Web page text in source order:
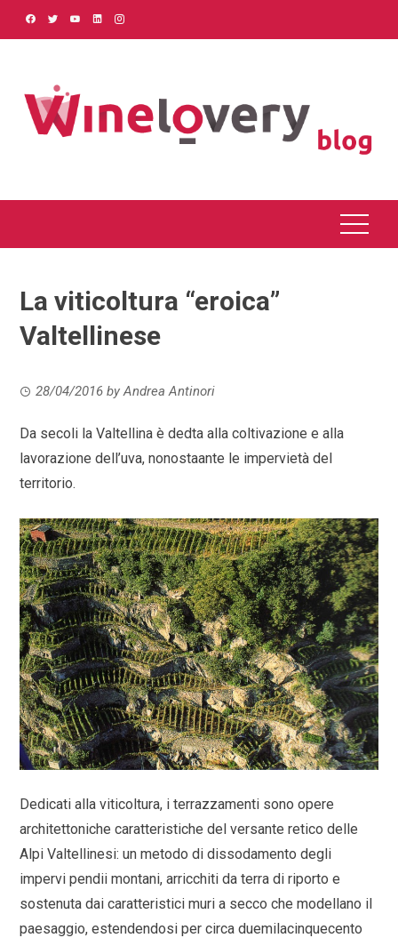
La viticoltura “eroica”
Valtellinese
28/04/2016 byAndrea Antinori
Da secoli la Valtellina è dedta alla coltivazione e alla
lavorazione dell’uva, nonostaante le impervietà del
territorio.
Dedicati alla viticoltura, i terrazzamenti sono opere
architettoniche caratteristiche del versante retico delle
Alpi Valtellinesi: un metodo di dissodamento degli
impervi pendii montani, arricchiti da terra di riporto e
sostenuta dai caratteristici muri a secco che modellano il
paesaggio, estendendosi per circa duemilacinquecento